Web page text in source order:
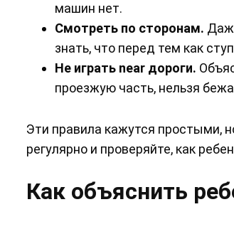
машин нет.
Смотреть по сторонам.
знать, что перед тем как
Не играть near дороги.
проезжую часть, нельзя
Эти правила кажутся простыми,
регулярно и проверяйте, как
Как объяснить